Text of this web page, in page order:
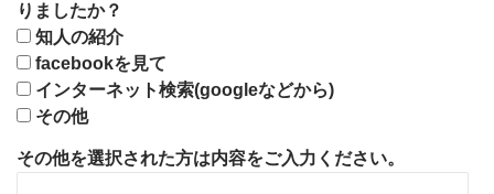
りましたか？
知人の紹介
facebookを見て
インターネット検索(googleなどから)
その他
その他を選択された方は内容をご入力ください。